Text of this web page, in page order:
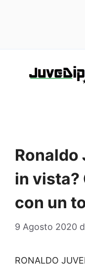
Ronaldo
in
con un
9 Agosto 2020
RONALDO